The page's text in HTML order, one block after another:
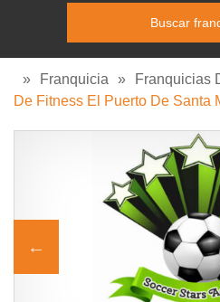
» Franquicia » Franquicias
De Fitness El Puerto De Santa